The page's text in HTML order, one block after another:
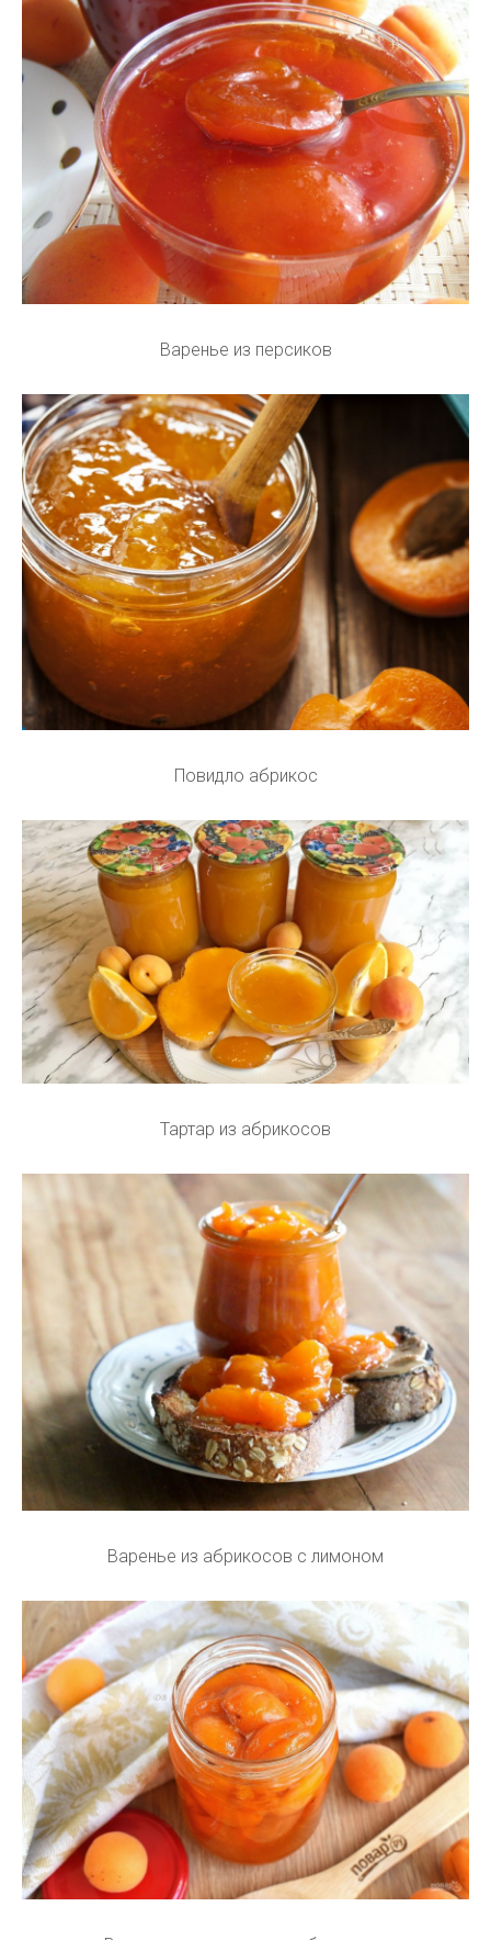
Варенье из персиков
Повидло абрикос
Тартар из абрикосов
Варенье из абрикосов с лимоном